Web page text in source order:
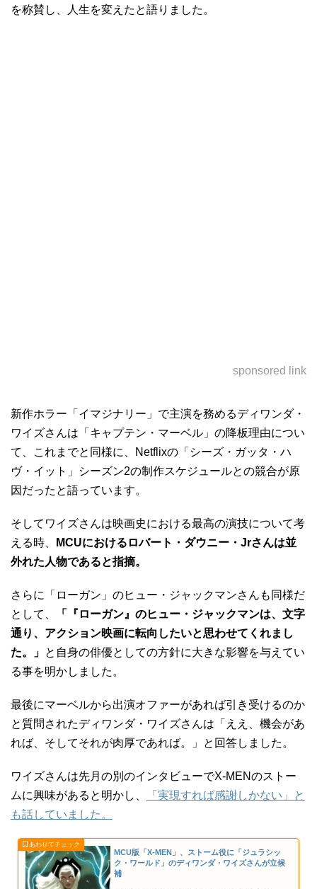
を称賛し、人生を変えたと語りました。
sponsored link
新作ホラー「イマジナリー」で主演を務めるディワンダ・
ワイズさんは「キャプテン・マーベル」の降板理由につい
て、これまでと同様に、Netflixの「シーズ・ガッタ・ハ
ヴ・イット」シーズン2の制作スケジュールとの競合が原
因だったと語っています。
そしてワイズさんは映画史における最高の演技について考
える時、
MCUにおけるロバート・ダウニー・Jrさんは並
外れた人物であると指摘。
さらに「ローガン」のヒュー・ジャックマンさんも同様だ
として、
「『ローガン』のヒュー・ジャックマンは、文字
通り、アクション映画に転向したいと思わせてくれまし
た。」
と自身の俳優としての方針に大きな影響を与えてい
る事を明かしました。
最後にマーベルから出演オファーがあれば引き受けるのか
と質問されたディワンダ・ワイズさんは「ええ、機会があ
れば、そしてそれが肉厚であれば。」と回答しました。
ワイズさんは先月の別のインタビューでX-MENのストー
ムに興味があると明かし、
「実現すれば感謝しかない」と
も話していました。
MCU版「X-MEN」、ストーム役に「ジュラシッ
ク・ワールド」のディワンダ・ワイズさんが立候
補